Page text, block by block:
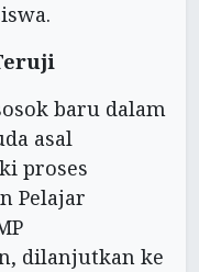
baru dalam
asal
proses
Pelajar
dilanjutkan ke